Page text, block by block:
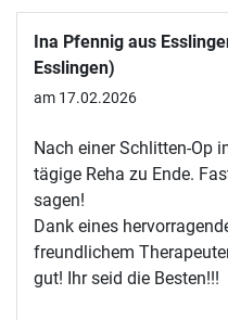
Ina Pfennig aus
Esslingen)
am 17.02.2026
Nach einer Schlitten-Op
tägige Reha zu Ende.
sagen!
Dank eines
freundlichem
gut! Ihr seid die Besten!!!